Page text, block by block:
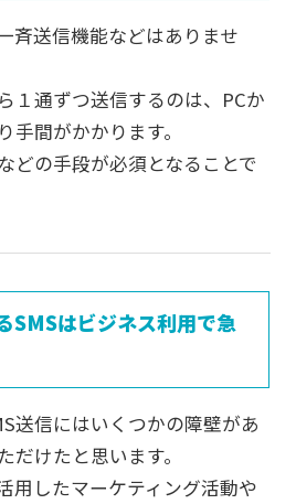
斉送信機能などはありませ
１通ずつ送信するのは、PCか
手間がかかります。
どの手段が必須となることで
SMSはビジネス利用で急
送信にはいくつかの障壁があ
だけたと思います。
用したマーケティング活動や